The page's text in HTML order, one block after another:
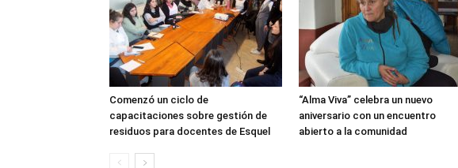
Comenzó un ciclo de
capacitaciones sobre gestión de
residuos para docentes de Esquel
“Alma Viva” celebra un nuevo
aniversario con un encuentro
abierto a la comunidad